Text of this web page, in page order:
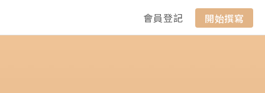
會員登記 開始撰寫